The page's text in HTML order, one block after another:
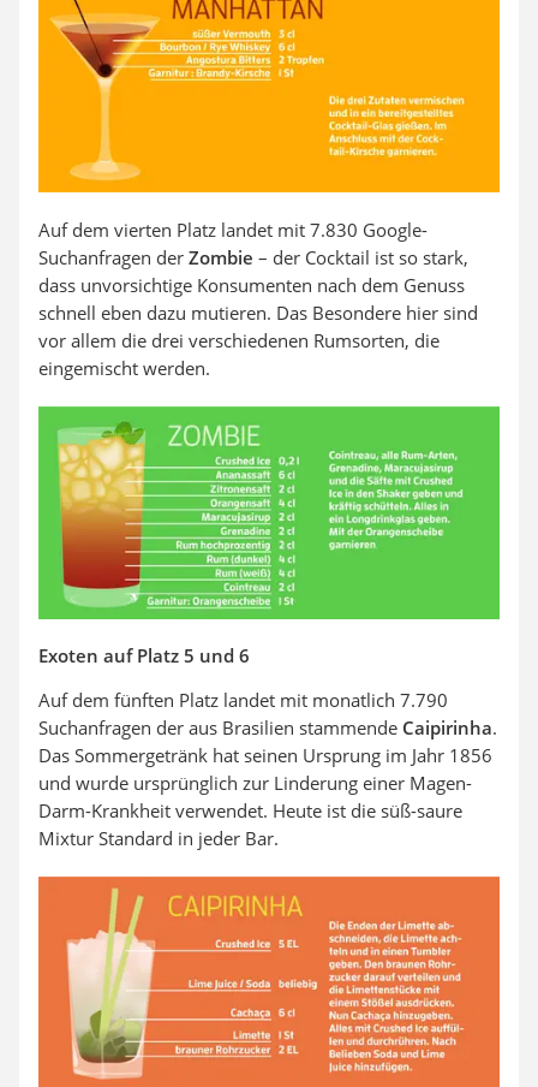
Auf dem vierten Platz landet mit 7.830 Google-
Suchanfragen der Zombie – der Cocktail ist so stark,
dass unvorsichtige Konsumenten nach dem Genuss
schnell eben dazu mutieren. Das Besondere hier sind
vor allem die drei verschiedenen Rumsorten, die
eingemischt werden.
Exoten auf Platz 5 und 6
Auf dem fünften Platz landet mit monatlich 7.790
Suchanfragen der aus Brasilien stammende Caipirinha.
Das Sommergetränk hat seinen Ursprung im Jahr 1856
und wurde ursprünglich zur Linderung einer Magen-
Darm-Krankheit verwendet. Heute ist die süß-saure
Mixtur Standard in jeder Bar.